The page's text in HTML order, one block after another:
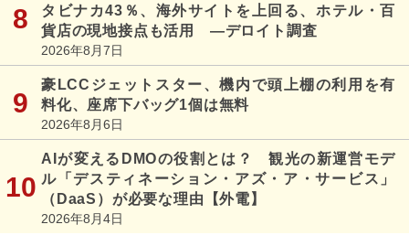
タビナカ43％、海外サイトを上回る、ホテル・百
貨店の現地接点も活用 ―デロイト調査
2026年8月7日
豪LCCジェットスター、機内で頭上棚の利用を有
料化、座席下バッグ1個は無料
2026年8月6日
AIが変えるDMOの役割とは？ 観光の新運営モデ
ル「デスティネーション・アズ・ア・サービス」
（DaaS）が必要な理由【外電】
2026年8月4日